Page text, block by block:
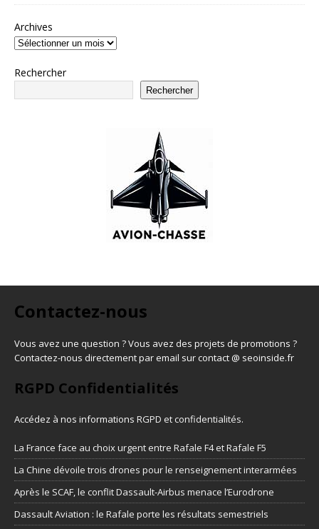
Archives
Rechercher
Rechercher
Contactez-nous
Vous avez une question ? Vous avez des projets de promotions ?
Contactez-nous directement par email sur contact @ seoinside.fr
RGPD Confidentialités
Accédez à nos informations RGPD et confidentialités.
La France face au choix urgent entre Rafale F4 et Rafale F5
La Chine dévoile trois drones pour le renseignement interarmées
Après le SCAF, le conflit Dassault-Airbus menace l’Eurodrone
Dassault Aviation : le Rafale porte les résultats semestriels